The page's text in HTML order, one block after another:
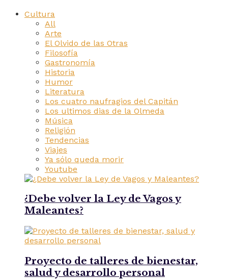
Cultura
All
Arte
El Olvido de las Otras
Filosofía
Gastronomía
Historia
Humor
Literatura
Los cuatro naufragios del Capitán
Los ultimos dias de la Olmeda
Música
Religión
Tendencias
Viajes
Ya sólo queda morir
Youtube
¿Debe volver la Ley de Vagos y
Maleantes?
Proyecto de talleres de bienestar,
salud y desarrollo personal